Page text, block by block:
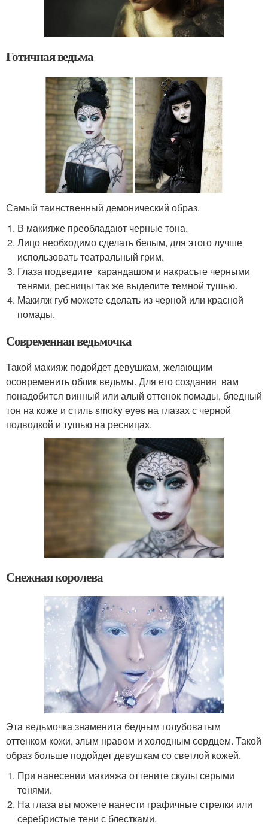
Готичная ведьма
Самый таинственный демонический образ.
В макияже преобладают черные тона.
Лицо необходимо сделать белым, для этого лучше
использовать театральный грим.
Глаза подведите карандашом и накрасьте черными
тенями, ресницы так же выделите темной тушью.
Макияж губ можете сделать из черной или красной
помады.
Современная ведьмочка
Такой макияж подойдет девушкам, желающим
осовременить облик ведьмы. Для его создания вам
понадобится винный или алый оттенок помады, бледный
тон на коже и стиль smoky eyes на глазах с черной
подводкой и тушью на ресницах.
Снежная королева
Эта ведьмочка знаменита бедным голубоватым
оттенком кожи, злым нравом и холодным сердцем. Такой
образ больше подойдет девушкам со светлой кожей.
При нанесении макияжа оттените скулы серыми
тенями.
На глаза вы можете нанести графичные стрелки или
серебристые тени с блестками.